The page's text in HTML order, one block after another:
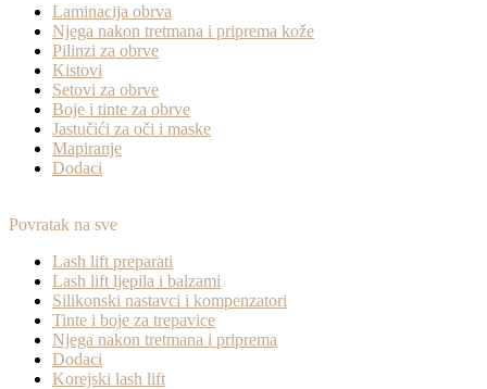
Laminacija obrva
Njega nakon tretmana i priprema kože
Pilinzi za obrve
Kistovi
Setovi za obrve
Boje i tinte za obrve
Jastučići za oči i maske
Mapiranje
Dodaci
Povratak na sve
Lash lift preparati
Lash lift ljepila i balzami
Silikonski nastavci i kompenzatori
Tinte i boje za trepavice
Njega nakon tretmana i priprema
Dodaci
Korejski lash lift